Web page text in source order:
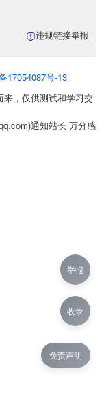
违规链接举报
17054087号-13
，仅供测试和学习交
通知站长 万分感
免责声明
举报
收录